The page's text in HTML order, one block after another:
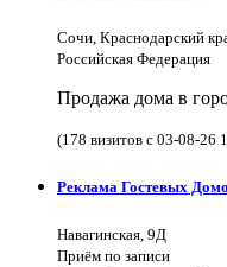
Сочи, Краснодарский
Российская Федерация
Продажа дома в
(178 визитов с 03-08-26
Реклама Гостевых
Навагинская, 9Д
Приём по записи